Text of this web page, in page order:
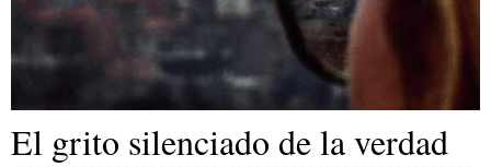
El grito silenciado de la verdad